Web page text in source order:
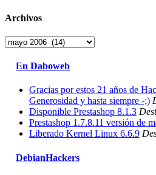
Archivos
Archivos
En Daboweb
Gracias por estos 21 años de
Generosidad y hasta siempre -;)
Disponible Prestashop 8.1.3
Prestashop 1.7.8.11 versión de
Liberado Kernel Linux 6.6.9
DebianHackers